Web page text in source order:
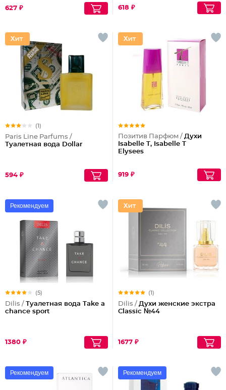
627 ₽ 618 ₽
(1)
Paris Line Parfums /
Туалетная вода Dollar
594 ₽
Позитив Парфюм / Духи
Isabelle T, Isabelle T
Elysees
919 ₽
Рекомендуем
(5)
Dilis / Туалетная вода Take a
chance sport
1380 ₽
(1)
Dilis / Духи женские экстра
Classic №44
1677 ₽
Рекомендуем Рекомендуем